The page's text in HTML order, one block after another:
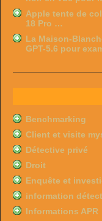
Apple tente de
18 Pro …
La Maison-
GPT-5.6 pour
Benchmarking
Client et visite
Détective privé
Droit
Enquête et
information
Informations APR